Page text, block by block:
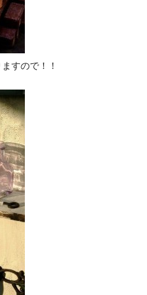
すので！！